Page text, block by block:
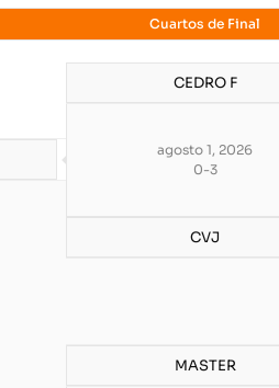
Cuartos de Final
CEDRO F
agosto 1, 2026
0-3
CVJ
MASTER